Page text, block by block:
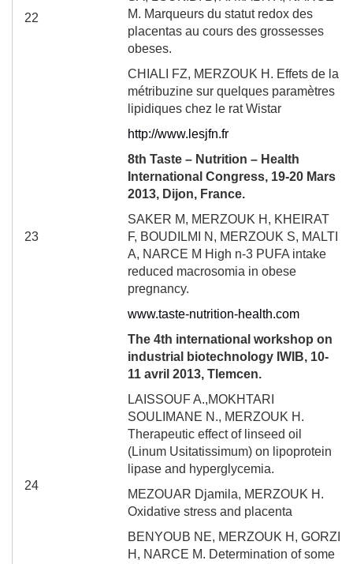
22
M. Marqueurs du statut redox des
placentas au cours des grossesses
obeses.
CHIALI FZ, MERZOUK H. Effets de la
métribuzine sur quelques paramètres
lipidiques chez le rat Wistar
http://www.lesjfn.fr
23
8th Taste – Nutrition – Health
International Congress, 19-20 Mars
2013, Dijon, France.
SAKER M, MERZOUK H, KHEIRAT
F, BOUDILMI N, MERZOUK S, MALTI
A, NARCE M High n-3 PUFA intake
reduced macrosomia in obese
pregnancy.
www.taste-nutrition-health.com
24
The 4th international workshop on
industrial biotechnology IWIB, 10-
11 avril 2013, Tlemcen.
LAISSOUF A.,MOKHTARI
SOULIMANE N., MERZOUK H.
Therapeutic effect of linseed oil
(Linum Usitatissimum) on lipoprotein
lipase and hyperglycemia.
MEZOUAR Djamila, MERZOUK H.
Oxidative stress and placenta
BENYOUB NE, MERZOUK H, GORZI
H, NARCE M. Determination of some